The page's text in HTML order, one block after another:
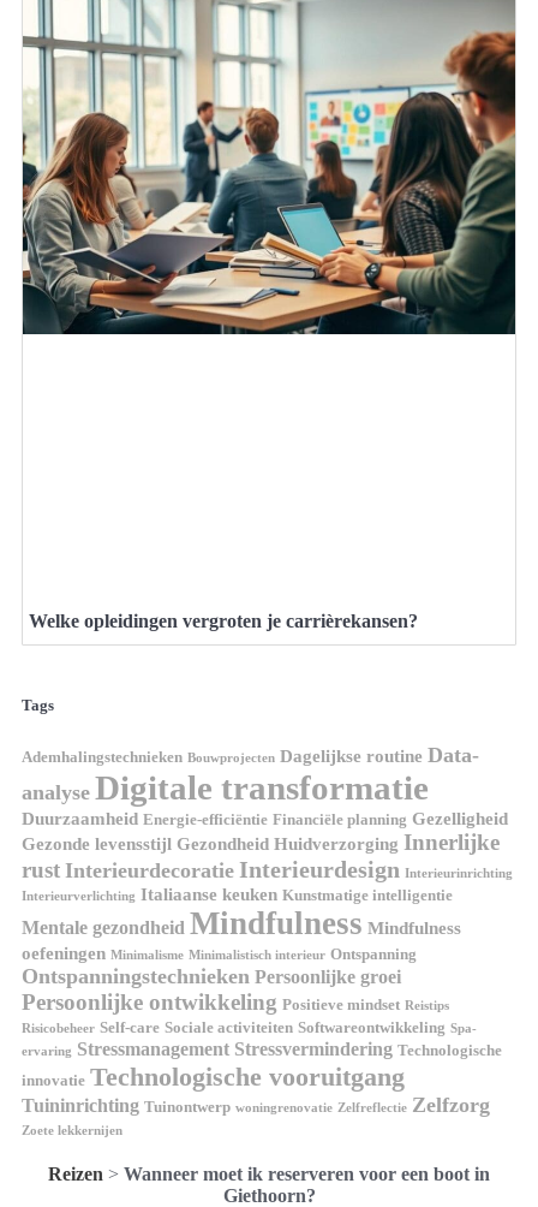
Welke opleidingen vergroten je carrièrekansen?
Tags
Ademhalingstechnieken Bouwprojecten Dagelijkse routine Data-
analyse Digitale transformatie
Duurzaamheid Energie-efficiëntie Financiële planning Gezelligheid
Gezonde levensstijl Gezondheid Huidverzorging Innerlijke
rust Interieurdecoratie Interieurdesign Interieurinrichting
Interieurverlichting Italiaanse keuken Kunstmatige intelligentie
Mentale gezondheid Mindfulness Mindfulness
oefeningen Minimalisme Minimalistisch interieur Ontspanning
Ontspanningstechnieken Persoonlijke groei
Persoonlijke ontwikkeling Positieve mindset Reistips
Risicobeheer Self-care Sociale activiteiten Softwareontwikkeling Spa-
ervaring Stressmanagement Stressvermindering Technologische
innovatie Technologische vooruitgang
Tuininrichting Tuinontwerp woningrenovatie Zelfreflectie Zelfzorg
Zoete lekkernijen
Reizen > Wanneer moet ik reserveren voor een boot in
Giethoorn?